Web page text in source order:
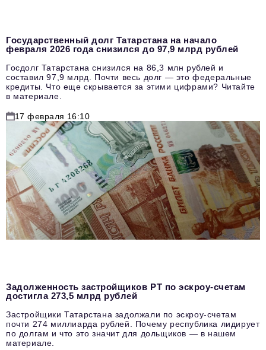
Государственный долг Татарстана на начало
февраля 2026 года снизился до 97,9 млрд рублей
Госдолг Татарстана снизился на 86,3 млн рублей и
составил 97,9 млрд. Почти весь долг — это федеральные
кредиты. Что еще скрывается за этими цифрами? Читайте
в материале.
17 февраля 16:10
Задолженность застройщиков РТ по эскроу-счетам
достигла 273,5 млрд рублей
Застройщики Татарстана задолжали по эскроу-счетам
почти 274 миллиарда рублей. Почему республика лидирует
по долгам и что это значит для дольщиков — в нашем
материале.